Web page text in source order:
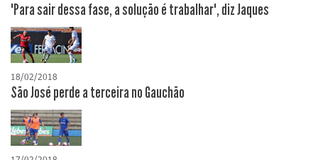
"Para sair dessa fase, a solução é trabalhar", diz Jaques
18/02/2018
São José perde a terceira no Gauchão